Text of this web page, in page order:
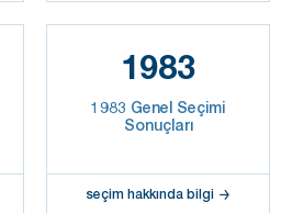
1983
1983 Genel Seçimi
Sonuçları
seçim hakkında bilgi